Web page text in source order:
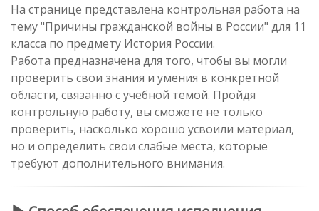
На странице представлена контрольная работа на
тему "Причины гражданской войны в России" для 11
класса по предмету История России.
Работа предназначена для того, чтобы вы могли
проверить свои знания и умения в конкретной
области, связанно с учебной темой. Пройдя
контрольную работу, вы сможете не только
проверить, насколько хорошо усвоили материал,
но и определить свои слабые места, которые
требуют дополнительного внимания.